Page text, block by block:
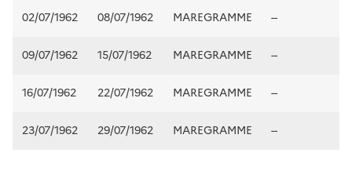
02/07/1962 08/07/1962 MAREGRAMME --
09/07/1962 15/07/1962 MAREGRAMME --
16/07/1962 22/07/1962 MAREGRAMME --
23/07/1962 29/07/1962 MAREGRAMME --